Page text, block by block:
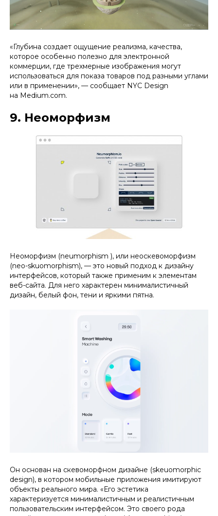
«Глубина создает ощущение реализма, качества,
которое особенно полезно для электронной
коммерции, где трехмерные изображения могут
использоваться для показа товаров под разными углами
или в применении», — сообщает NYC Design
на Medium.com.
9. Неоморфизм
Неоморфизм (neumorphism ), или неоскевоморфизм
(neo-skuomorphism), — это новый подход к дизайну
интерфейсов, который также применим к элементам
веб-сайта. Для него характерен минималистичный
дизайн, белый фон, тени и яркими пятна.
Он основан на скевоморфном дизайне (skeuomorphic
design), в котором мобильные приложения имитируют
объекты реального мира. «Его эстетика
характеризуется минималистичным и реалистичным
пользовательским интерфейсом. Это своего рода